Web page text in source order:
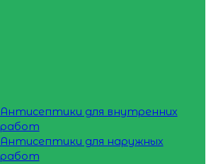
Антисептики для внутренних
работ
Антисептики для наружных
работ